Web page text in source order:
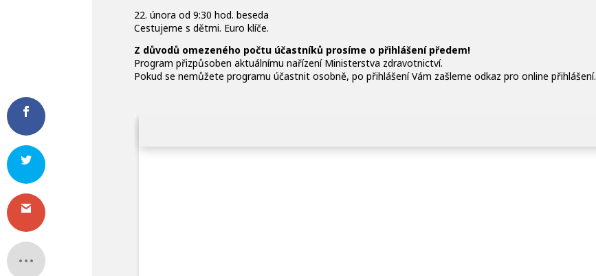
22. února od 9:30 hod. beseda
Cestujeme s dětmi. Euro klíče.
Z důvodů omezeného počtu účastníků prosíme o přihlášení předem!
Program přizpůsoben aktuálnímu nařízení Ministerstva zdravotnictví.
Pokud se nemůžete programu účastnit osobně, po přihlášení Vám zašleme odkaz pro online přihlášení.